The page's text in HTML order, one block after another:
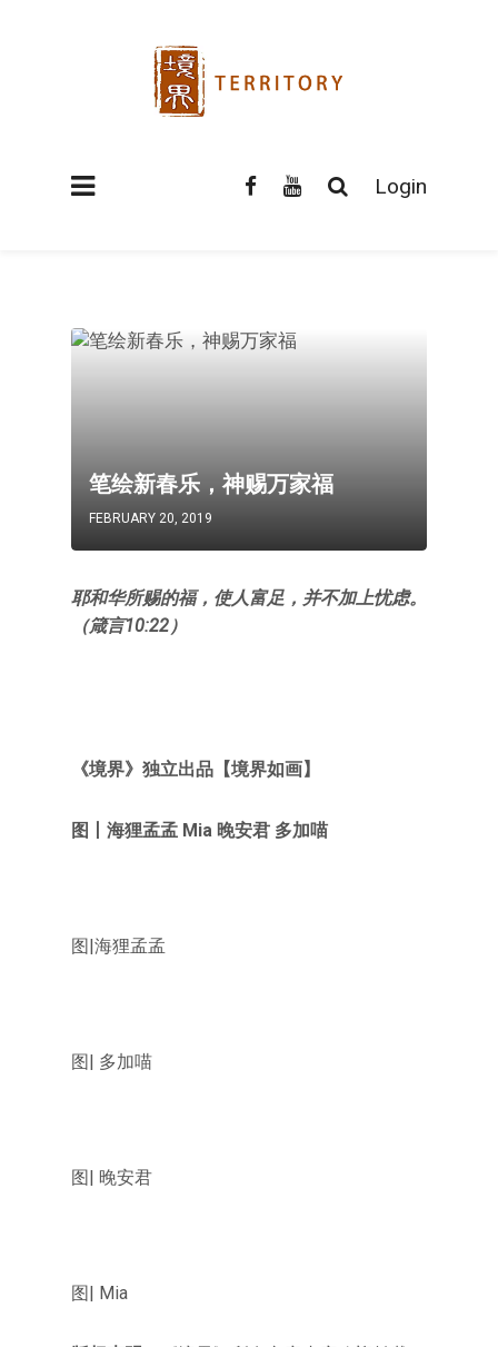
Login
笔绘新春乐，神赐万家福
FEBRUARY 20, 2019
耶和华所赐的福，使人富足，并不加上忧虑。
（箴言10:22）
《境界》独立出品【境界如画】
图丨海狸孟孟 Mia 晚安君 多加喵
图|海狸孟孟
图| 多加喵
图| 晚安君
图| Mia